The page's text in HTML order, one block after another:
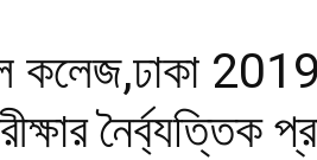
কলেজ,ঢাকা 2019
নৈর্ব্যত্তিক